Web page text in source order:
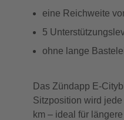
eine Reichweite
5
ohne lange
Das Zündapp E-
Sitzposition wird
km – ideal für